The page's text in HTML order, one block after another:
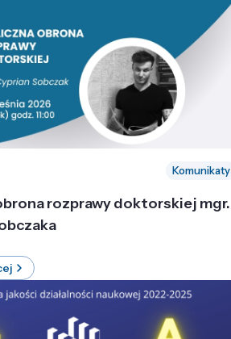
Komunikaty
rozprawy doktorskiej mgr.